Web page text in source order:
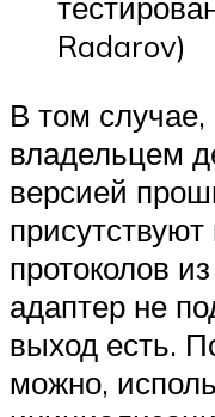
Radarov)
В том
владельцем
версией
протоколов
адаптер не
выход есть.
можно,